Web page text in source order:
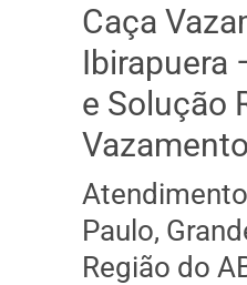
Caça
Ibirapuera
e Solução
Paulo,
Região do